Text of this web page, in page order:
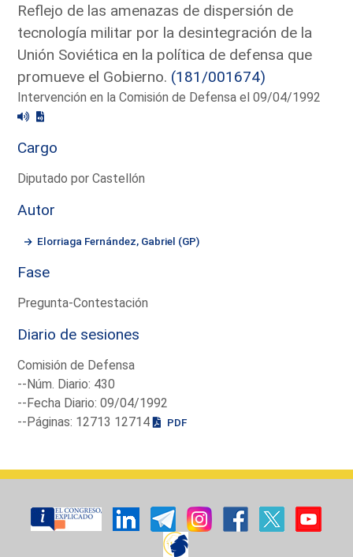
Reflejo de las amenazas de dispersión de
tecnología militar por la desintegración de la
Unión Soviética en la política de defensa que
promueve el Gobierno. (181/001674)
Intervención en la Comisión de Defensa el 09/04/1992
Cargo
Diputado por Castellón
Autor
Elorriaga Fernández, Gabriel (GP)
Fase
Pregunta-Contestación
Diario de sesiones
Comisión de Defensa
--Núm. Diario: 430
--Fecha Diario: 09/04/1992
--Páginas: 12713 12714
PDF